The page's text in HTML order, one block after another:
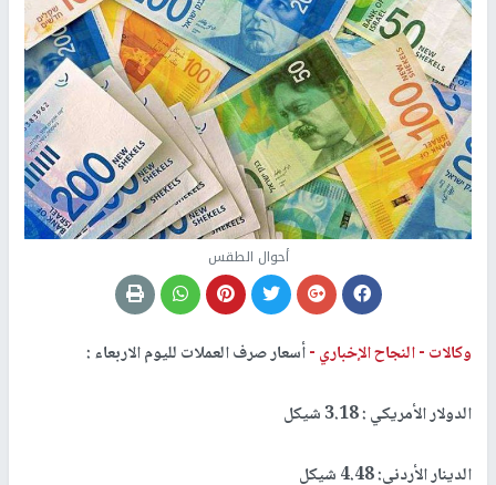
أحوال الطقس
وكالات -النجاح الإخباري -أسعار صرف العملات لليوم الاربعاء :
الدولار الأمريكي : 3.18 شيكل
الدينار الأردني: 4.48 شيكل